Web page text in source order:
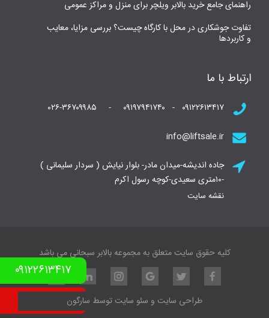
راهنمای جامع خرید بالابر ویلچر برای منزل و مراکز عمومی
تفاوت جوشکاری در محل با کارگاه چیست؟ بررسی مزایا، معایب
و کاربردها
ارتباط با ما
۰۹۱۲۲۶۱۳۴۱۷ - ۰۹۱۹۷۹۴۱۷۴۰ - ۰۲۶-۳۶۷۰۹۹۸۵
info@liftsale.ir
جاده اندیشه-میدان مادر- بلوار نیایش ( سردار سلیمانی )
-۱۰متری سعیدی-کوچه رسول اکرم
نقشه سایت
۰۹۱۲۲۶۱۳۴۱۷
نمونه کار بالابر
کلیه حقوق سایت متعلق به مجموعه بالابر سبحانی می باشد
طراحی سایت و سئو سایت توسط سارگون